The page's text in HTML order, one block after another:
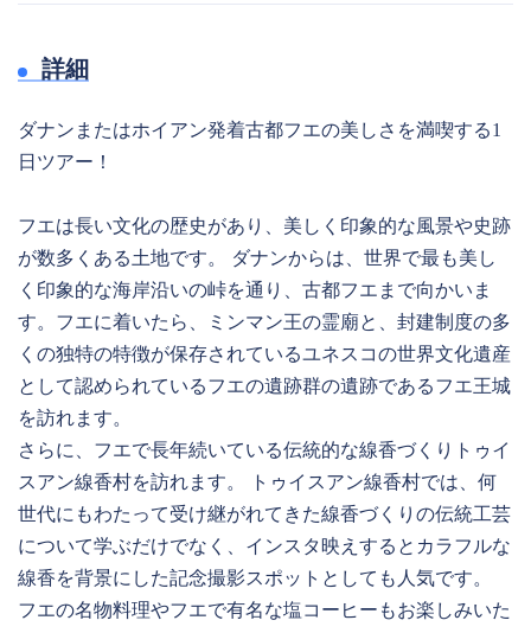
詳細
ダナンまたはホイアン発着古都フエの美しさを満喫する1
日ツアー！
フエは長い文化の歴史があり、美しく印象的な風景や史跡
が数多くある土地です。 ダナンからは、世界で最も美し
く印象的な海岸沿いの峠を通り、古都フエまで向かいま
す。フエに着いたら、ミンマン王の霊廟と、封建制度の多
くの独特の特徴が保存されているユネスコの世界文化遺産
として認められているフエの遺跡群の遺跡であるフエ王城
を訪れます。
さらに、フエで長年続いている伝統的な線香づくりトゥイ
スアン線香村を訪れます。 トゥイスアン線香村では、何
世代にもわたって受け継がれてきた線香づくりの伝統工芸
について学ぶだけでなく、インスタ映えするとカラフルな
線香を背景にした記念撮影スポットとしても人気です。
フエの名物料理やフエで有名な塩コーヒーもお楽しみいた